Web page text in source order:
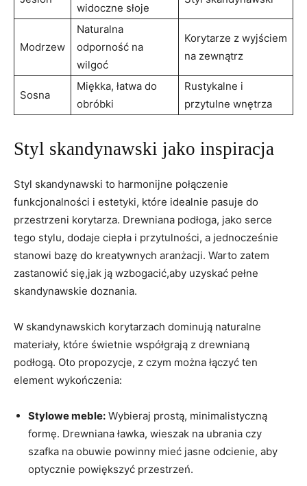
widoczne słoje
Modrzew
Naturalna
odporność na
wilgoć
Korytarze z wyjściem
na zewnątrz
Sosna
Miękka, łatwa do
obróbki
Rustykalne i
przytulne wnętrza
Styl skandynawski ‍jako inspiracja
Styl skandynawski to harmonijne połączenie
funkcjonalności ⁤i estetyki, ⁤które idealnie pasuje do
przestrzeni⁣ korytarza.⁢ Drewniana podłoga, jako serce
tego stylu, dodaje ciepła i ‍przytulności, a jednocześnie
stanowi bazę do kreatywnych aranżacji. Warto​ zatem
zastanowić się,jak ⁤ją wzbogacić,aby uzyskać pełne
skandynawskie doznania.
W skandynawskich korytarzach dominują naturalne
materiały, które świetnie współgrają z drewnianą
podłogą. Oto propozycje, z⁣ czym można łączyć ten
element wykończenia:
Stylowe meble: Wybieraj ‍prostą, minimalistyczną
formę. Drewniana ławka, ⁢wieszak na ubrania czy
szafka na obuwie powinny mieć jasne ⁢odcienie, aby
optycznie powiększyć przestrzeń.